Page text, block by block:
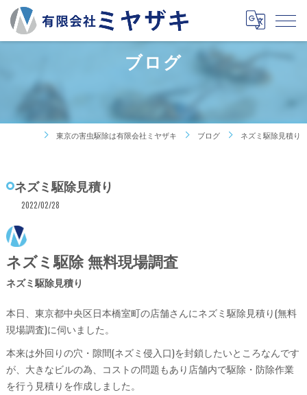
ブログ
東京の害虫駆除は有限会社ミヤザキ ブログ ネズミ駆除見積り
ネズミ駆除見積り
2022/02/28
ネズミ駆除見積り
ネズミ駆除 無料現場調査
本日、東京都中央区日本橋室町の店舗さんにネズミ駆除見積り(無料
現場調査)に伺いました。
本来は外回りの穴・隙間(ネズミ侵入口)を封鎖したいところなんです
が、大きなビルの為、コストの問題もあり店舗内で駆除・防除作業
を行う見積りを作成しました。